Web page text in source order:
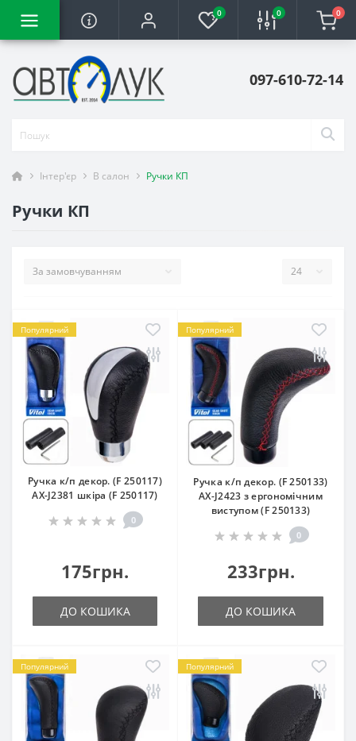
0 0 0
097-610-72-14
Інтер'єр В салон Ручки КП
Ручки КП
Популярний
Ручка к/п декор. (F 250117)
AX-J2381 шкiра (F 250117)
0
175грн.
ДО КОШИКА
Популярний
Ручка к/п декор. (F 250133)
AX-J2423 з ергономічним
виступом (F 250133)
0
233грн.
ДО КОШИКА
Популярний Популярний